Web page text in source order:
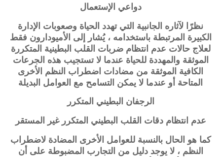
دواعي الإستعمال
نظرًا لآثاره الجانبية التي تهدد الحياة وصعوبات الإدارة
الكبيرة المرتبطة باستخدامه ، يُشار إلى الأميودارون فقط
لعلاج حالات عدم انتظام ضربات القلب البطينية المتكررة
الموثقة والمهددة للحياة عندما لا تستجيب هذه الجرعات
الكافية الموثقة من مضادات اضطراب النظم الأخرى
المتاحة أو عندما لا يمكن التسامح مع العوامل البديلة
الرجفان البطيني المتكرر
عدم انتظام دقات القلب البطيني المتكرر غير المستقر
كما هو الحال بالنسبة للعوامل الأخرى المضادة لاضطراب
النظم ، لا يوجد دليل من التجارب المضبوطة على أن